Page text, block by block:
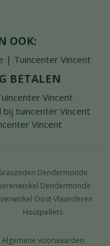
OOK:
BETALEN
Dendermonde
Dendermonde
Oost-Vlaanderen
Houtpellets
Algemene voorwaarden